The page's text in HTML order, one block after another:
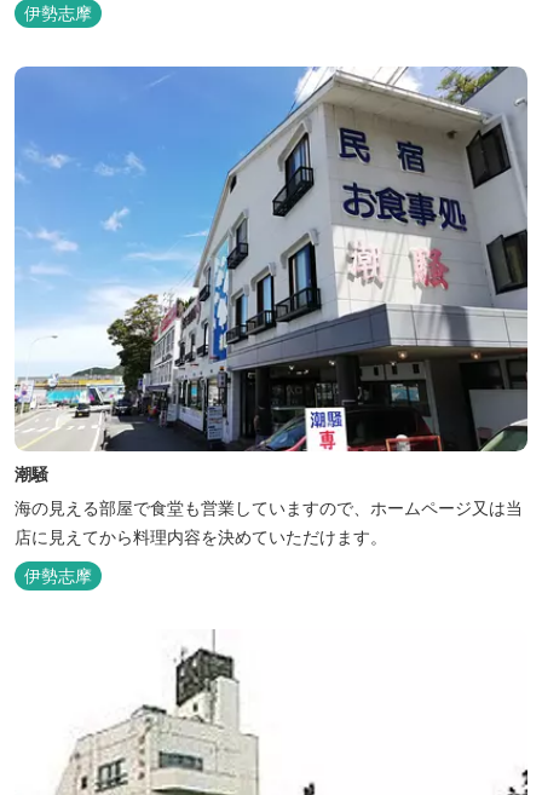
伊勢志摩
潮騒
海の見える部屋で食堂も営業していますので、ホームページ又は当
店に見えてから料理内容を決めていただけます。
伊勢志摩